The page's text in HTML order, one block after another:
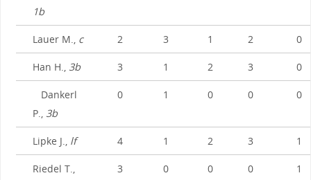
1b
Lauer M., c 2 3 1 2 0
Han H., 3b 3 1 2 3 0
Dankerl
P., 3b
0 1 0 0 0
Lipke J., lf 4 1 2 3 1
Riedel T.,
3 0 0 0 1